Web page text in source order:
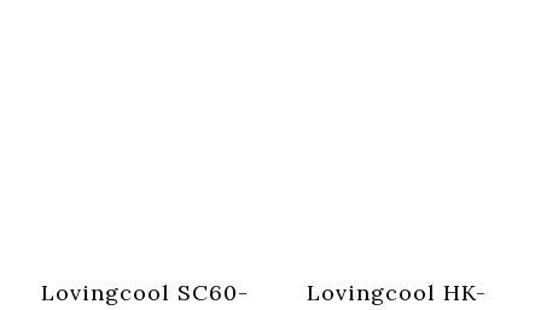
Lovingcool SC60-
Lovingcool HK-